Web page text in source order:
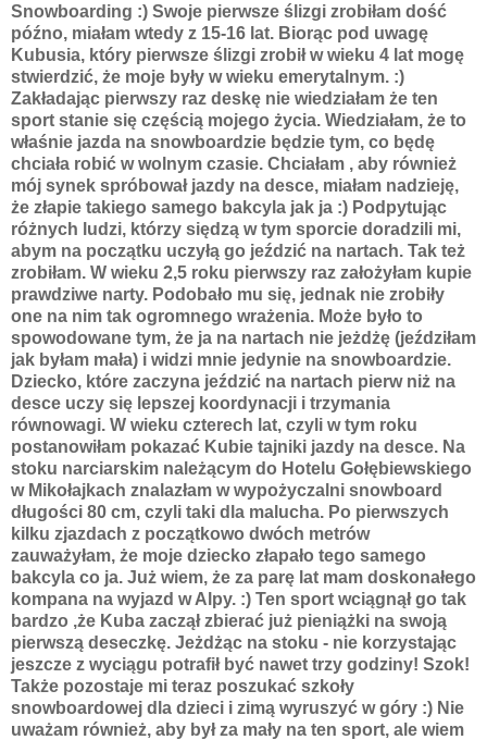
Snowboarding :) Swoje pierwsze ślizgi zrobiłam dość
późno, miałam wtedy z 15-16 lat. Biorąc pod uwagę
Kubusia, który pierwsze ślizgi zrobił w wieku 4 lat mogę
stwierdzić, że moje były w wieku emerytalnym. :)
Zakładając pierwszy raz deskę nie wiedziałam że ten
sport stanie się częścią mojego życia. Wiedziałam, że to
właśnie jazda na snowboardzie będzie tym, co będę
chciała robić w wolnym czasie. Chciałam , aby również
mój synek spróbował jazdy na desce, miałam nadzieję,
że złapie takiego samego bakcyla jak ja :) Podpytując
różnych ludzi, którzy siędzą w tym sporcie doradzili mi,
abym na początku uczyłą go jeździć na nartach. Tak też
zrobiłam. W wieku 2,5 roku pierwszy raz założyłam kupie
prawdziwe narty. Podobało mu się, jednak nie zrobiły
one na nim tak ogromnego wrażenia. Może było to
spowodowane tym, że ja na nartach nie jeżdżę (jeździłam
jak byłam mała) i widzi mnie jedynie na snowboardzie.
Dziecko, które zaczyna jeździć na nartach pierw niż na
desce uczy się lepszej koordynacji i trzymania
równowagi. W wieku czterech lat, czyli w tym roku
postanowiłam pokazać Kubie tajniki jazdy na desce. Na
stoku narciarskim należącym do Hotelu Gołębiewskiego
w Mikołajkach znalazłam w wypożyczalni snowboard
długości 80 cm, czyli taki dla malucha. Po pierwszych
kilku zjazdach z początkowo dwóch metrów
zauważyłam, że moje dziecko złapało tego samego
bakcyla co ja. Już wiem, że za parę lat mam doskonałego
kompana na wyjazd w Alpy. :) Ten sport wciągnął go tak
bardzo ,że Kuba zaczął zbierać już pieniążki na swoją
pierwszą deseczkę. Jeżdżąc na stoku - nie korzystając
jeszcze z wyciągu potrafił być nawet trzy godziny! Szok!
Także pozostaje mi teraz poszukać szkoły
snowboardowej dla dzieci i zimą wyruszyć w góry :) Nie
uważam również, aby był za mały na ten sport, ale wiem